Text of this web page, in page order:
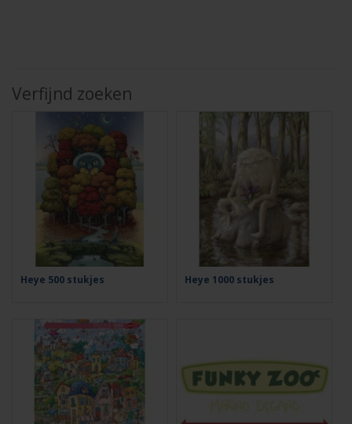
Verfijnd zoeken
Heye 500 stukjes Heye 1000 stukjes